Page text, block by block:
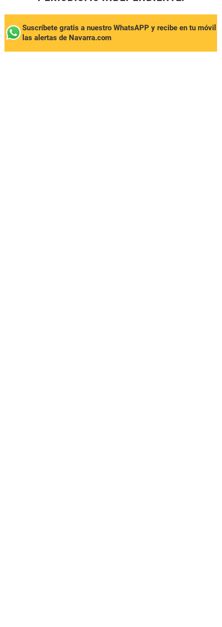
Suscríbete gratis a nuestro WhatsAPP y recibe en tu móvil
las alertas de Navarra.com